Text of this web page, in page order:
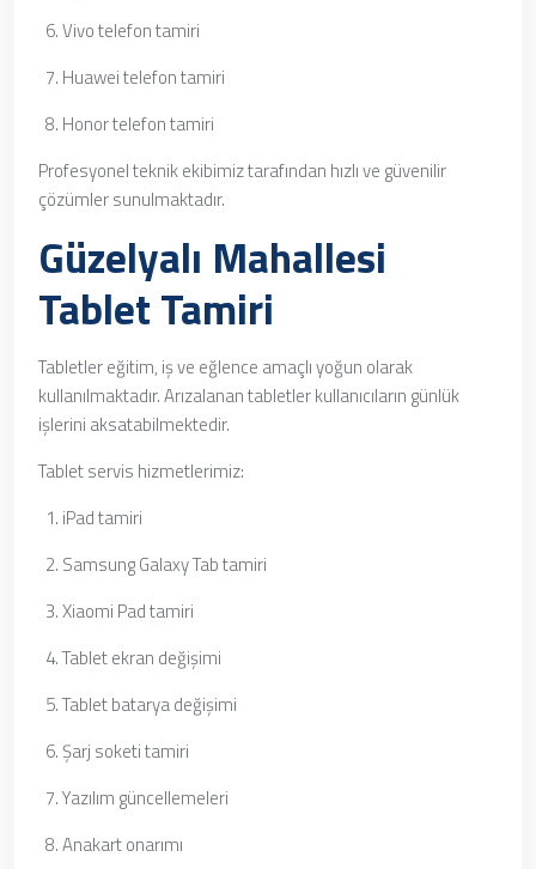
Vivo telefon tamiri
Huawei telefon tamiri
Honor telefon tamiri
Profesyonel teknik ekibimiz tarafından hızlı ve güvenilir
çözümler sunulmaktadır.
Güzelyalı Mahallesi
Tablet Tamiri
Tabletler eğitim, iş ve eğlence amaçlı yoğun olarak
kullanılmaktadır. Arızalanan tabletler kullanıcıların günlük
işlerini aksatabilmektedir.
Tablet servis hizmetlerimiz:
iPad tamiri
Samsung Galaxy Tab tamiri
Xiaomi Pad tamiri
Tablet ekran değişimi
Tablet batarya değişimi
Şarj soketi tamiri
Yazılım güncellemeleri
Anakart onarımı